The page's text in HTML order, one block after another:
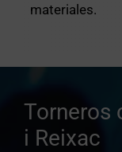
materiales.
Torneros
i Reixac